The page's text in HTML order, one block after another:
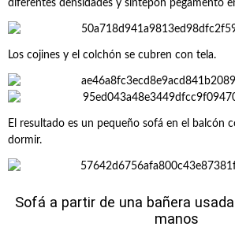
diferentes densidades y sintepon pegamento
Los cojines y el colchón se cubren con tela.
El resultado es un pequeño sofá en el balcón
dormir.
Sofá a partir de una bañera
manos